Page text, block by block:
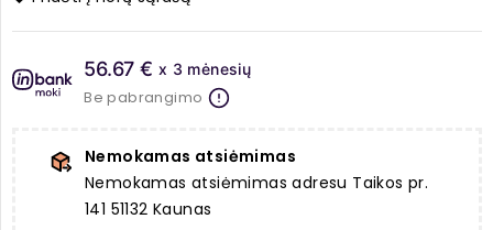
56.67 € x 3 mėnesių
Be pabrangimo
Nemokamas atsiėmimas
Nemokamas atsiėmimas adresu Taikos pr.
141 51132 Kaunas